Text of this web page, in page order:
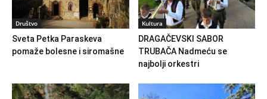
Društvo
Sveta Petka Paraskeva
pomaže bolesne i siromašne
Kultura
DRAGAČEVSKI SABOR
TRUBAČA Nadmeću se
najbolji orkestri